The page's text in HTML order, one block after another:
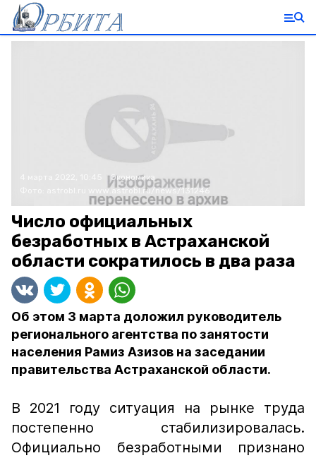
Экономика
www.astrobl.ru/news/131246
Число официальных
безработных в Астраханской
области сократилось в два раза
Об этом 3 марта доложил руководитель
регионального агентства по занятости
населения Рамиз Азизов на заседании
правительства Астраханской области.
В 2021 году ситуация на рынке труда
постепенно стабилизировалась.
Официально безработными признано